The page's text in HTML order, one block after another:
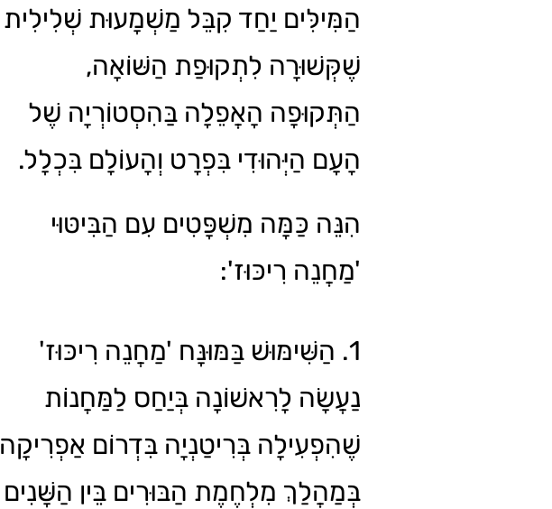
הַמִּילִּים יַחַד קִבֵּל מַשְׁמָעוּת שְׁלִילִית
שֶׁקְּשׁוּרָה לִתְקוּפַת הַשּׁוֹאָה,
הַתְּקוּפָה הָאֲפֵלָה בַּהִסְטוֹרְיָה שֶׁל
הָעָם הַיְּהוּדִי בִּפְרָט וְהָעוֹלָם בִּכְלָל.
הִנֵּה כַּמָּה מִשְׁפָּטִים עִם הַבִּיטּוּי
'מַחֲנֵה רִיכּוּז':
1. הַשִּׁימּוּשׁ בַּמּוּנָּח 'מַחֲנֵה רִיכּוּז'
נַעֲשָׂה לָרִאשׁוֹנָה בְּיַחַס לַמַּחֲנוֹת
שֶׁהִפְעִילָה בְּרִיטַנְיָה בִּדְרוֹם אַפְרִיקָה
בְּמַהֲלַךְ מִלְחֶמֶת הַבּוּרִים בֵּין הַשָּׁנִים